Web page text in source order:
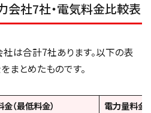
会社7社・電気料金比較表
は合計7社あります。以下の表
まとめたものです。
（最低料金）
電力量料金